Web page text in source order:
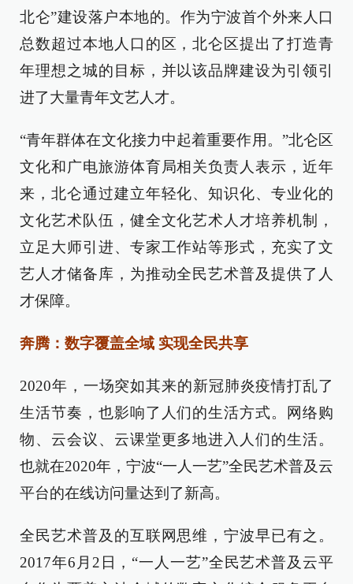
北仑”建设落户本地的。作为宁波首个外来人口
总数超过本地人口的区，北仑区提出了打造青
年理想之城的目标，并以该品牌建设为引领引
进了大量青年文艺人才。
“青年群体在文化接力中起着重要作用。”北仑区
文化和广电旅游体育局相关负责人表示，近年
来，北仑通过建立年轻化、知识化、专业化的
文化艺术队伍，健全文化艺术人才培养机制，
立足大师引进、专家工作站等形式，充实了文
艺人才储备库，为推动全民艺术普及提供了人
才保障。
奔腾：数字覆盖全域 实现全民共享
2020年，一场突如其来的新冠肺炎疫情打乱了
生活节奏，也影响了人们的生活方式。网络购
物、云会议、云课堂更多地进入人们的生活。
也就在2020年，宁波“一人一艺”全民艺术普及云
平台的在线访问量达到了新高。
全民艺术普及的互联网思维，宁波早已有之。
2017年6月2日，“一人一艺”全民艺术普及云平